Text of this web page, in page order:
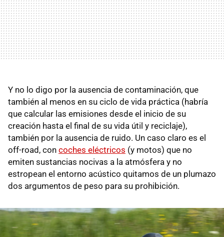
Y no lo digo por la ausencia de contaminación, que
también al menos en su ciclo de vida práctica (habría
que calcular las emisiones desde el inicio de su
creación hasta el final de su vida útil y reciclaje),
también por la ausencia de ruido. Un caso claro es el
off-road, con coches eléctricos (y motos) que no
emiten sustancias nocivas a la atmósfera y no
estropean el entorno acústico quitamos de un plumazo
dos argumentos de peso para su prohibición.